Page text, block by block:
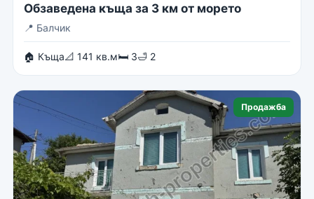
Обзаведена къща за 3 км от морето
📍 Балчик
🏠 Къща📐 141 кв.м🛏 3🛁 2
Продажба